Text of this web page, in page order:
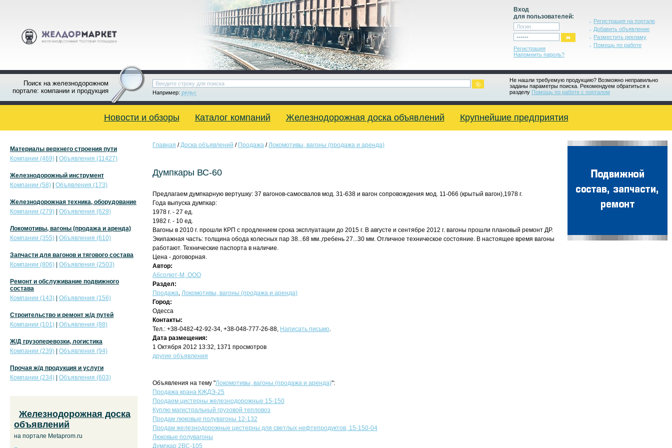
Вход
для пользователей:
Регистрация
Напомнить пароль?
Регистрация на портале
Добавить объявление
Разместить рекламу
Помощь по работе
Поиск на железнодорожном
портале: компании и продукция
Не нашли требуемую продукцию? Возможно неправильно
заданы параметры поиска. Рекомендуем обратиться к
разделу Помощь по работе с порталом
Например: рельс
Новости и обзоры Каталог компаний Железнодорожная доска объявлений Крупнейшие предприятия
Главная /Доска объявлений / Продажа /Локомотивы, вагоны (продажа и аренда)
Думпкары ВС-60
Предлагаем думпкарную вертушку: 37 вагонов-самосвалов мод. 31-638 и вагон сопровождения мод. 11-066 (крытый вагон),1978 г.
Года выпуска думпкар:
1978 г. - 27 ед.
1982 г. - 10 ед.
Вагоны в 2010 г. прошли КРП с продлением срока эксплуатации до 2015 г. В августе и сентябре 2012 г. вагоны прошли плановый ремонт ДР.
Экипажная часть: толщина обода колесных пар 38...68 мм.,гребень 27...30 мм. Отличное техническое состояние. В настоящее время вагоны
работают. Технические паспорта в наличие.
Цена - договорная.
Автор:
Абсолют-М, ООО
Раздел:
Продажа, Локомотивы, вагоны (продажа и аренда)
Город:
Одесса
Контакты:
Тел.: +38-0482-42-92-34, +38-048-777-26-88, Написать письмо.
Дата размещения:
1 Октября 2012 13:32, 1371 просмотров
другие объявления
Объявления на тему "Локомотивы, вагоны (продажа и аренда)":
Продажа крана КЖДЭ-25
Продаем цистерны железнодорожные 15-150
Куплю магистральный грузовой тепловоз
Продам люковые полувагоны 12-132
Продам железнодорожные цистерны для светлых нефтепродуктов, 15-150-04
Люковые полувагоны
Думпкар 2ВС-105
Материалы верхнего строения пути
Компании (469)
Объявления (11427)
Железнодорожный инструмент
Компании (58)
Объявления (173)
Железнодорожная техника, оборудование
Компании (279)
Объявления (629)
Локомотивы, вагоны (продажа и аренда)
Компании (355)
Объявления (610)
Запчасти для вагонов и тягового состава
Компании (806)
Объявления (2503)
Ремонт и обслуживание подвижного
состава
Компании (143)
Объявления (156)
Строительство и ремонт ж/д путей
Компании (101)
Объявления (88)
Ж/Д грузоперевозки, логистика
Компании (239)
Объявления (94)
Прочая ж/д продукция и услуги
Компании (234)
Объявления (603)
Железнодорожная доска
объявлений
на портале Metaprom.ru